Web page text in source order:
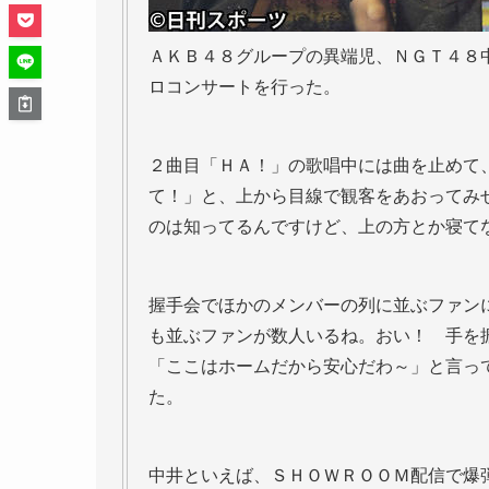
ＡＫＢ４８グループの異端児、ＮＧＴ４
ロコンサートを行った。
２曲目「ＨＡ！」の歌唱中には曲を止め
て！」と、上から目線で観客をあおって
のは知ってるんですけど、上の方とか寝
握手会でほかのメンバーの列に並ぶファ
も並ぶファンが数人いるね。おい！ 手
「ここはホームだから安心だわ～」と言
た。
中井といえば、ＳＨＯＷＲＯＯＭ配信で